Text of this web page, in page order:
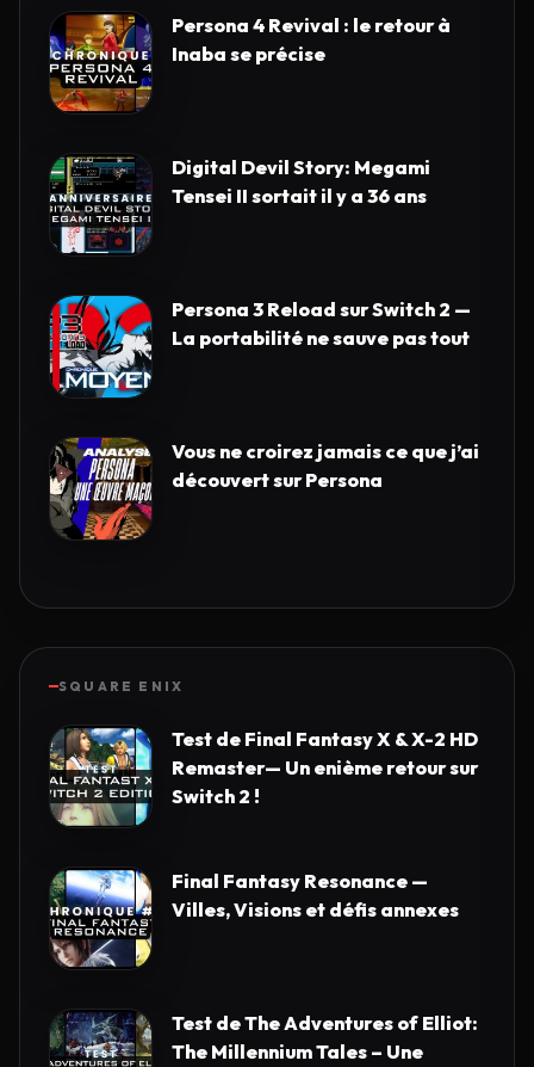
Persona 4 Revival : le retour à
Inaba se précise
Digital Devil Story: Megami
Tensei II sortait il y a 36 ans
Persona 3 Reload sur Switch 2 —
La portabilité ne sauve pas tout
Vous ne croirez jamais ce que j’ai
découvert sur Persona
SQUARE ENIX
Test de Final Fantasy X & X-2 HD
Remaster— Un enième retour sur
Switch 2 !
Final Fantasy Resonance —
Villes, Visions et défis annexes
Test de The Adventures of Elliot:
The Millennium Tales – Une